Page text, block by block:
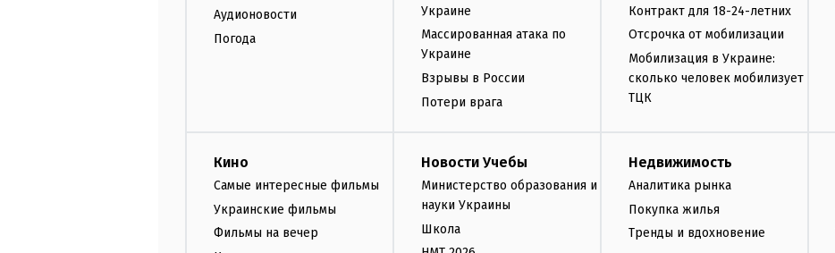
Аудионовости
Погода
Украине
Массированная атака по
Украине
Взрывы в России
Потери врага
Контракт для 18-24-летних
Отсрочка от мобилизации
Мобилизация в Украине:
сколько человек мобилизует
ТЦК
Кино
Самые интересные фильмы
Украинские фильмы
Фильмы на вечер
Новости Учебы
Министерство образования и
науки Украины
Школа
Недвижимость
Аналитика рынка
Покупка жилья
Тренды и вдохновение